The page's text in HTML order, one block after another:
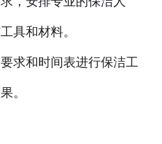
具和材料。
求和时间表进行保洁工
。